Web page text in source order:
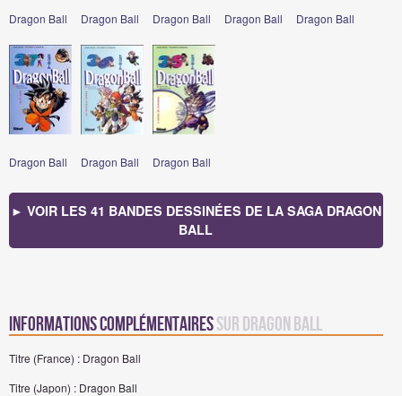
Dragon Ball Dragon Ball Dragon Ball Dragon Ball Dragon Ball
Dragon Ball Dragon Ball Dragon Ball
► VOIR LES 41 BANDES DESSINÉES DE LA SAGA DRAGON
BALL
Informations complémentairessur Dragon Ball
Titre (France) : Dragon Ball
Titre (Japon) : Dragon Ball